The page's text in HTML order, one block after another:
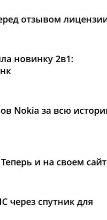
отзывом
новинку 2в1:
Nokia за всю
и на своем
через спутник для